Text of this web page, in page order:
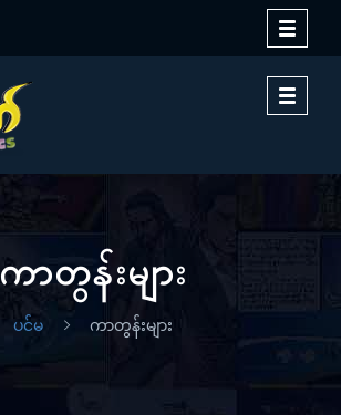
Toggle
Toggle
ကာတွန်းများ
ပင်မ ကာတွန်းများ